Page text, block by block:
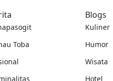
Toba
Blogs
Kuliner
Humor
Wisata
Hotel